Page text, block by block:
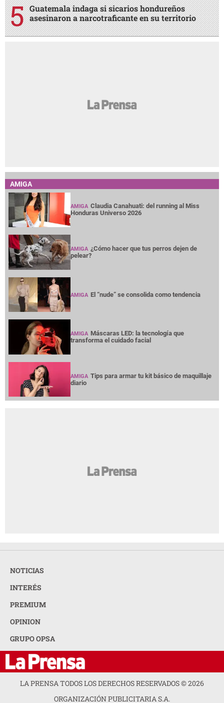
Guatemala indaga si sicarios hondureños
asesinaron a narcotraficante en su territorio
AMIGA
AMIGA Claudia Canahuati: del running al Miss
Honduras Universo 2026
AMIGA ¿Cómo hacer que tus perros dejen de
pelear?
AMIGA El “nude” se consolida como tendencia
AMIGA Máscaras LED: la tecnología que
transforma el cuidado facial
AMIGA Tips para armar tu kit básico de maquillaje
diario
NOTICIAS
INTERÉS
PREMIUM
OPINION
GRUPO OPSA
LA PRENSA TODOS LOS DERECHOS RESERVADOS ©2026
ORGANIZACIÓN PUBLICITARIA S.A.